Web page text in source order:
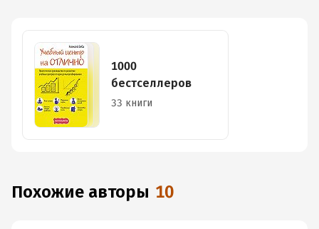
1000
бестселлеров
33 книги
Похожие авторы 10